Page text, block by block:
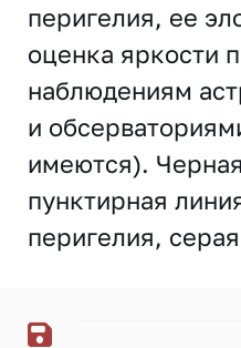
перигелия, ее
оценка яркости
наблюдениям
и
имеются).
пунктирная
перигелия,